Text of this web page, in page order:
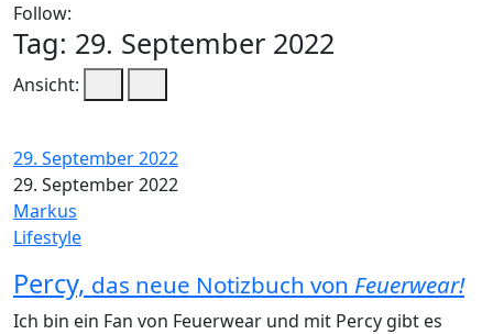
Follow:
Tag: 29. September 2022
Ansicht:
29. September 2022
29. September 2022
Markus
Lifestyle
Percy, das neue Notizbuch von Feuerwear!
Ich bin ein Fan von Feuerwear und mit Percy gibt es